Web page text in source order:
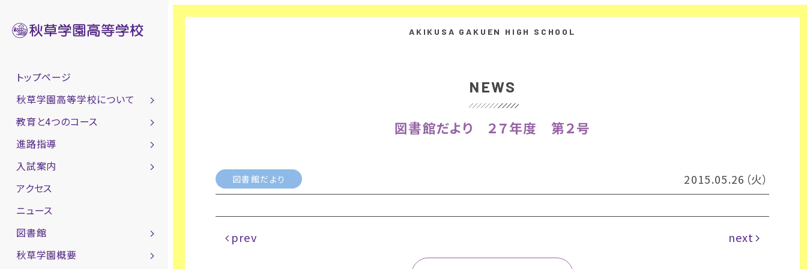
トップページ
秋草学園高等学校について
教育と4つのコース
進路指導
入試案内
アクセス
ニュース
図書館
秋草学園概要
NEWS
図書館だより ２７年度 第２号
図書館だより 2015.05.26（火）
prev next